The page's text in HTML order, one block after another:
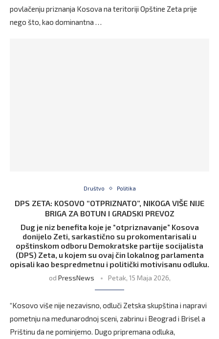
povlačenju priznanja Kosova na teritoriji Opštine Zeta prije
nego što, kao dominantna …
Društvo Politika
DPS ZETA: KOSOVO “OTPRIZNATO”, NIKOGA VIŠE NIJE
BRIGA ZA BOTUN I GRADSKI PREVOZ
Dug je niz benefita koje je “otpriznavanje” Kosova
donijelo Zeti, sarkastično su prokomentarisali u
opštinskom odboru Demokratske partije socijalista
(DPS) Zeta, u kojem su ovaj čin lokalnog parlamenta
opisali kao bespredmetnu i politički motivisanu odluku.
od PressNews Petak, 15 Maja 2026,
“Kosovo više nije nezavisno, odluči Zetska skupština i napravi
pometnju na međunarodnoj sceni, zabrinu i Beograd i Brisel a
Prištinu da ne pominjemo. Dugo pripremana odluka,